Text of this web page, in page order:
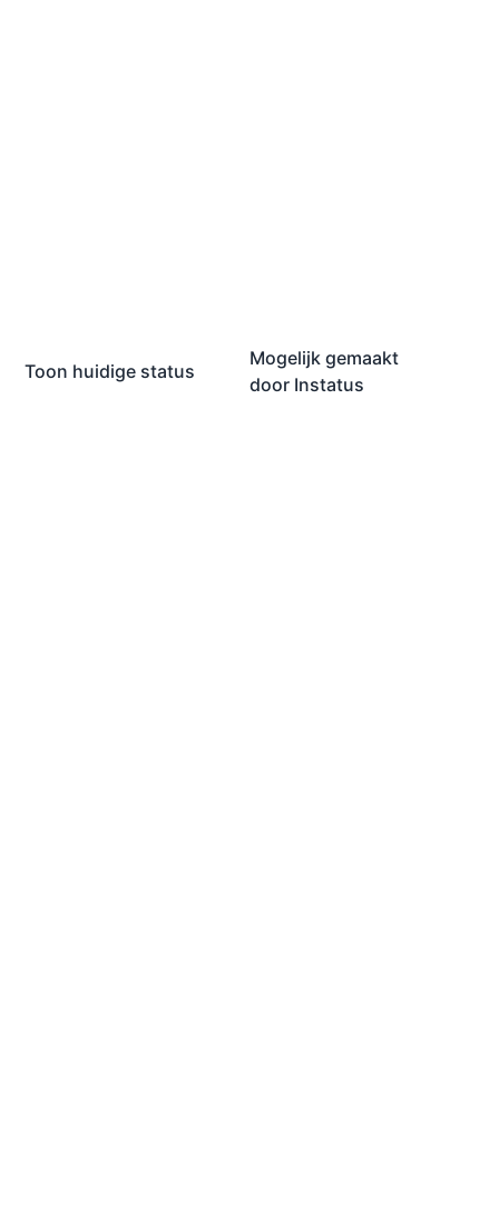
Toon huidige status
Mogelijk gemaakt
door Instatus